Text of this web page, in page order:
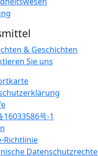
& Geschichten
Sie uns
16033586号-1
Richtlinie
Datenschutzrechte